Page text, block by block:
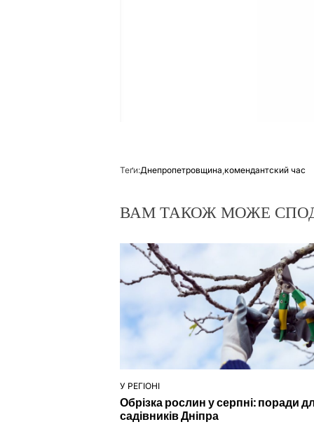
Теґи:Днепропетровщина комендантский час
ВАМ ТАКОЖ МОЖЕ
ОПУБЛІКУВАТИ
У
У РЕГІОНІ
Обрізка рослин у серпні: поради
садівників Дніпра